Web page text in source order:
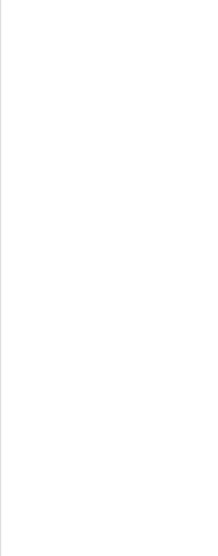
https://